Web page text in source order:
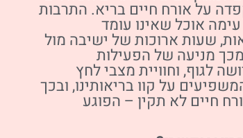
על אורח חיים בריא. התרבות
אוכל שאינו עומד
שעות ארוכות של ישיבה מול
מניעה של הפעילות
לגוף, וחוויית מצבי לחץ
על קוו בריאותינו, ובכך
חיים לא תקין – הפוגע